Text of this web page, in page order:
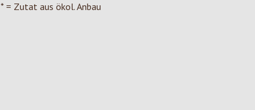
* = Zutat aus ökol. Anbau